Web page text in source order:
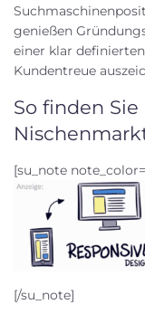
genießen
einer klar
Kundentreue
So finden
[su_note
[/su_note]